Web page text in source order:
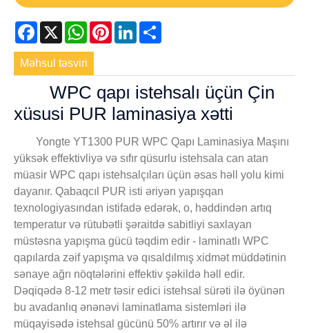
Facebook
X WhatsApp
PinterestLinkedIn
Məhsul təsviri
WPC qapı istehsalı üçün Çin
xüsusi PUR laminasiya xətti
Yongte YT1300 PUR WPC Qapı Laminasiya Maşını
yüksək effektivliyə və sıfır qüsurlu istehsala can atan
müasir WPC qapı istehsalçıları üçün əsas həll yolu kimi
dayanır. Qabaqcıl PUR isti əriyən yapışqan
texnologiyasından istifadə edərək, o, həddindən artıq
temperatur və rütubətli şəraitdə sabitliyi saxlayan
müstəsna yapışma gücü təqdim edir - laminatlı WPC
qapılarda zəif yapışma və qısaldılmış xidmət müddətinin
sənaye ağrı nöqtələrini effektiv şəkildə həll edir.
Dəqiqədə 8-12 metr təsir edici istehsal sürəti ilə öyünən
bu avadanlıq ənənəvi laminatlama sistemləri ilə
müqayisədə istehsal gücünü 50% artırır və əl ilə